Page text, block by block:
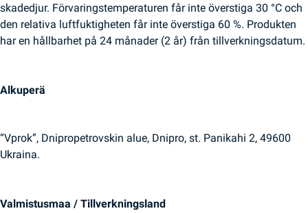
skadedjur. Förvaringstemperaturen får inte överstiga 30 °C och
den relativa luftfuktigheten får inte överstiga 60 %. Produkten
har en hållbarhet på 24 månader (2 år) från tillverkningsdatum.
Alkuperä
“Vprok”, Dnipropetrovskin alue, Dnipro, st. Panikahi 2, 49600
Ukraina.
Valmistusmaa / Tillverkningsland